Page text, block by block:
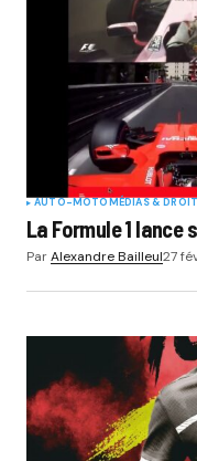
AUTO-MOTOMÉDIAS &
La Formule 1 lance
ParAlexandre Bailleul27